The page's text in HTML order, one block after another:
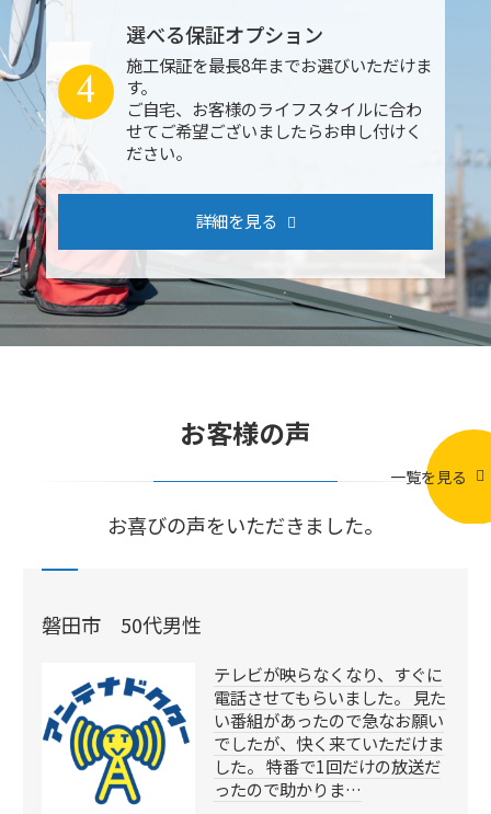
選べる保証オプション
施工保証を最長8年までお選びいただけま
す。
ご自宅、お客様のライフスタイルに合わ
せてご希望ございましたらお申し付けく
ださい。
4
詳細を見る
お客様の声
お喜びの声をいただきました。
一覧を見る
磐田市 50代男性
テレビが映らなくなり、すぐに
電話させてもらいました。 見た
い番組があったので急なお願い
でしたが、快く来ていただけま
した。 特番で1回だけの放送だ
ったので助かりま…